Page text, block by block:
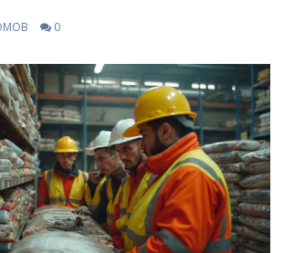
каждого выбора, поделимся
помогут сделать выгодный и
0